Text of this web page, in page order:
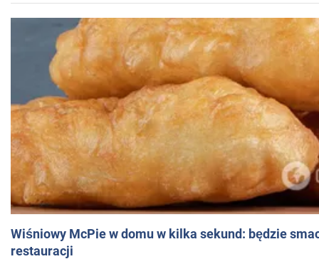
Wiśniowy McPie w domu w kilka sekund: będzie
restauracji